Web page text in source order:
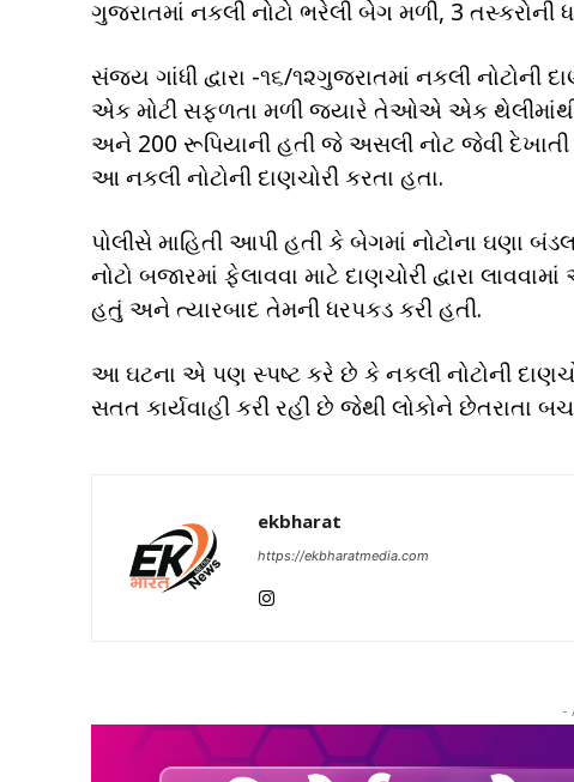
ગુજરાતમાં નકલી નોટો ભરેલી બેગ મળી, 3 તસ્કરોની
સંજય ગાંધી દ્વારા -૧૬/૧૨ગુજરાતમાં નકલી નોટોની
એક મોટી સફળતા મળી જ્યારે તેઓએ એક થેલીમાંથી
અને 200 રૂપિયાની હતી જે અસલી નોટ જેવી
આ નકલી નોટોની દાણચોરી કરતા હતા.
પોલીસે માહિતી આપી હતી કે બેગમાં નોટોના ઘણા
નોટો બજારમાં ફેલાવવા માટે દાણચોરી દ્વારા
હતું અને ત્યારબાદ તેમની ધરપકડ કરી હતી.
આ ઘટના એ પણ સ્પષ્ટ કરે છે કે નકલી નોટોની
સતત કાર્યવાહી કરી રહી છે જેથી લોકોને છેતરાતા
ekbharat
https://ekbharatmedia.com
-